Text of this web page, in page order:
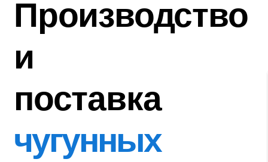
Производство
и
поставка
чугунных